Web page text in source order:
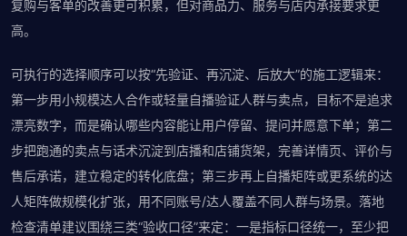
复购与客单的改善更可积累，但对商品力、服务与店内承接要求更
高。
可执行的选择顺序可以按“先验证、再沉淀、后放大”的施工逻辑来：
第一步用小规模达人合作或轻量自播验证人群与卖点，目标不是追求
漂亮数字，而是确认哪些内容能让用户停留、提问并愿意下单；第二
步把跑通的卖点与话术沉淀到店播和店铺货架，完善详情页、评价与
售后承诺，建立稳定的转化底盘；第三步再上自播矩阵或更系统的达
人矩阵做规模化扩张，用不同账号/达人覆盖不同人群与场景。落地
检查清单建议围绕三类“验收口径”来定：一是指标口径统一，至少把